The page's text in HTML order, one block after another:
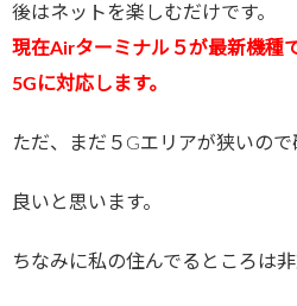
後はネットを楽しむだけです。
現在Airターミナル５が最新機種で
5Gに対応します。
ただ、まだ５Gエリアが狭いの
良いと思います。
ちなみに私の住んでるところは非